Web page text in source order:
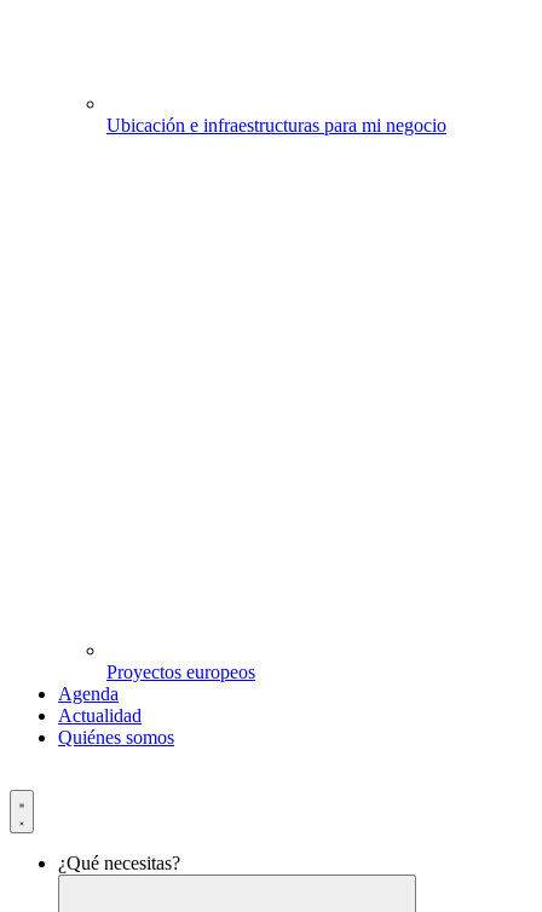
Ubicación e infraestructuras para mi negocio
Proyectos europeos
Agenda
Actualidad
Quiénes somos
¿Qué necesitas?